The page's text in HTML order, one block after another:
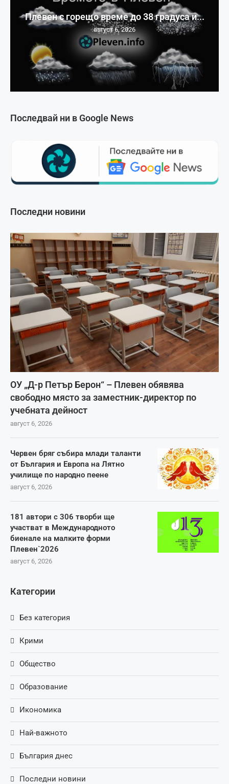
Последвай ни в Google News
Последни новини
ОУ „Д-р Петър Берон“ – Плевен обявява
свободно място за заместник-директор по
учебната дейност
август 6, 2026
Червен бряг събира млади таланти
от България и Европа на Лятно
училище по народно пеене
август 6, 2026
181 автори с 306 творби ще
участват в Международното
биенале на малките форми
Плевен`2026
август 6, 2026
Категории
Без категория
Крими
Общество
Образование
Икономика
Най-важното
България днес
Последни новини
Плевен с горещо време до 38 градуса и...
август 6, 2026